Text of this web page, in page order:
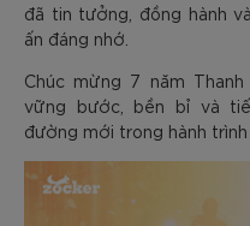
đã tin tưởng, đồng hành
ấn đáng nhớ.
Chúc mừng 7 năm
vững bước, bền bỉ và
đường mới trong hành